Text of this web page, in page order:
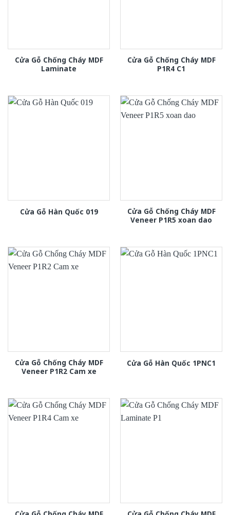
Cửa Gỗ Chống Cháy MDF
Laminate
Cửa Gỗ Chống Cháy MDF
P1R4 C1
Cửa Gỗ Hàn Quốc 019
Cửa Gỗ Chống Cháy MDF
Veneer P1R5 xoan dao
Cửa Gỗ Chống Cháy MDF
Veneer P1R2 Cam xe
Cửa Gỗ Hàn Quốc 1PNC1